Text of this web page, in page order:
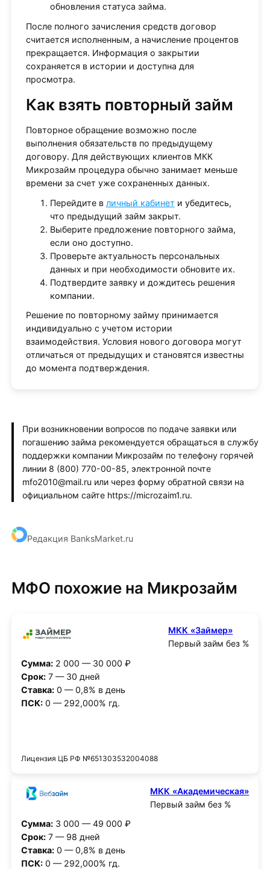
обновления статуса займа.
После полного зачисления средств договор
считается исполненным, а начисление процентов
прекращается. Информация о закрытии
сохраняется в истории и доступна для
просмотра.
Как взять повторный займ
Повторное обращение возможно после
выполнения обязательств по предыдущему
договору. Для действующих клиентов МКК
Микрозайм процедура обычно занимает меньше
времени за счет уже сохраненных данных.
Перейдите в личный кабинет и убедитесь,
что предыдущий займ закрыт.
Выберите предложение повторного займа,
если оно доступно.
Проверьте актуальность персональных
данных и при необходимости обновите их.
Подтвердите заявку и дождитесь решения
компании.
Решение по повторному займу принимается
индивидуально с учетом истории
взаимодействия. Условия нового договора могут
отличаться от предыдущих и становятся известны
до момента подтверждения.
При возникновении вопросов по подаче заявки или
погашению займа рекомендуется обращаться в службу
поддержки компании Микрозайм по телефону горячей
линии 8 (800) 770-00-85, электронной почте
mfo2010@mail.ru или через форму обратной связи на
официальном сайте https://microzaim1.ru.
Редакция BanksMarket.ru
МФО похожие на Микрозайм
МКК «Займер»
Первый займ без %
Сумма:2 000 — 30 000 ₽
Срок:7 — 30 дней
Ставка:0 — 0,8% в день
ПСК:0 — 292,000% гд.
Лицензия ЦБ РФ №651303532004088
МКК «Академическая»
Первый займ без %
Сумма:3 000 — 49 000 ₽
Срок:7 — 98 дней
Ставка:0 — 0,8% в день
ПСК:0 — 292,000% гд.